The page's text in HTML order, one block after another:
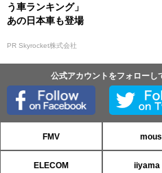
う車ランキング」
あの日本車も登場
PR Skyrocket株式会社
公式アカウントをフォローし
FMV
ELECOM iiyama